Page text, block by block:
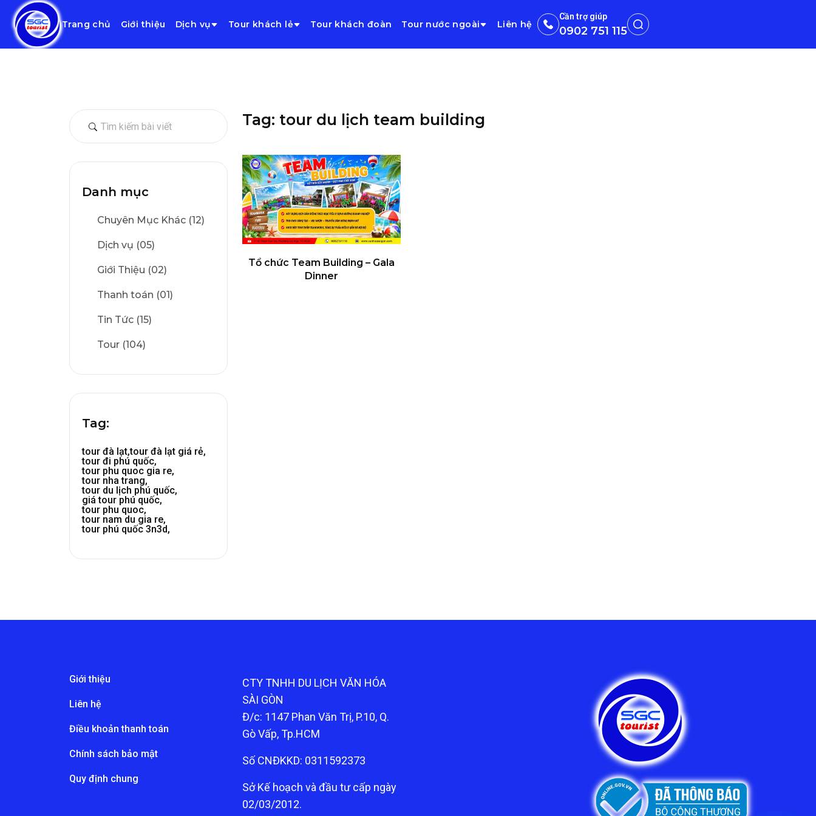
Trang chủ Giới thiệu Dịch vụ Tour khách lẻ Tour khách đoàn Tour nước ngoài Liên hệ
Cần trợ giúp
0902 751 115
Danh mục
Chuyên Mục Khác (12)
Dịch vụ (05)
Giới Thiệu (02)
Thanh toán (01)
Tin Tức (15)
Tour (104)
Tag:
tour đà lạt,tour đà lạt giá rẻ,
tour đi phú quốc,
tour phu quoc gia re,
tour nha trang,
tour du lịch phú quốc,
giá tour phú quốc,
tour phu quoc,
tour nam du gia re,
tour phú quốc 3n3d,
Tag: tour du lịch team building
Tổ chức Team Building – Gala
Dinner
Giới thiệu
Liên hệ
Điều khoản thanh toán
Chính sách bảo mật
Quy định chung
CTY TNHH DU LỊCH VĂN HÓA
SÀI GÒN
Đ/c: 1147 Phan Văn Trị, P.10, Q.
Gò Vấp, Tp.HCM
Số CNĐKKD: 0311592373
Sở Kế hoạch và đầu tư cấp ngày
02/03/2012.